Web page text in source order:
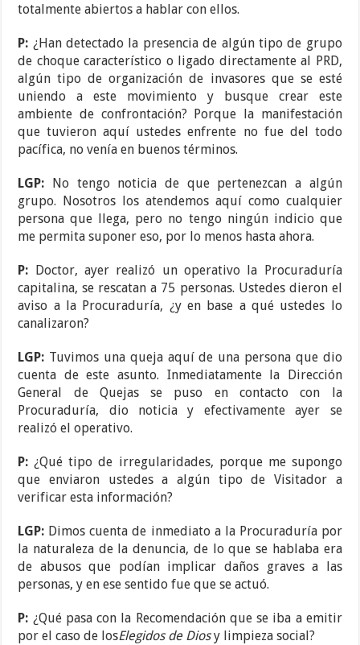
totalmente abiertos a hablar con ellos.
P: ¿Han detectado la presencia de algún tipo de grupo
de choque característico o ligado directamente al PRD,
algún tipo de organización de invasores que se esté
uniendo a este movimiento y busque crear este
ambiente de confrontación? Porque la manifestación
que tuvieron aquí ustedes enfrente no fue del todo
pacífica, no venía en buenos términos.
LGP:
No tengo noticia de que pertenezcan a algún
grupo. Nosotros los atendemos aquí como cualquier
persona que llega, pero no tengo ningún indicio que
me permita suponer eso, por lo menos hasta ahora.
P:
Doctor, ayer realizó un operativo la Procuraduría
capitalina, se rescatan a 75 personas. Ustedes dieron el
aviso a la Procuraduría, ¿y en base a qué ustedes lo
canalizaron?
LGP: Tuvimos una queja aquí de una persona que dio
cuenta de este asunto. Inmediatamente la Dirección
General de Quejas se puso en contacto con la
Procuraduría, dio noticia y efectivamente ayer se
realizó el operativo.
P:¿Qué tipo de irregularidades, porque me supongo
que enviaron ustedes a algún tipo de Visitador a
verificar esta información?
LGP: Dimos cuenta de inmediato a la Procuraduría por
la naturaleza de la denuncia, de lo que se hablaba era
de abusos que podían implicar daños graves a las
personas, y en ese sentido fue que se actuó.
P: ¿Qué pasa con la Recomendación que se iba a emitir
por el caso de losElegidos de Diosy limpieza social?